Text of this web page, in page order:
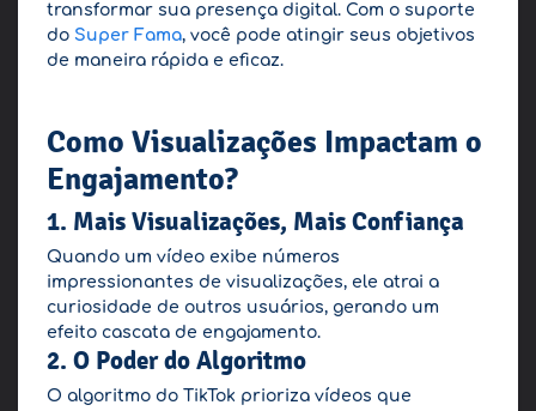
transformar sua presença digital. Com o suporte
do Super Fama, você pode atingir seus objetivos
de maneira rápida e eficaz.
Como Visualizações Impactam o
Engajamento?
1. Mais Visualizações, Mais Confiança
Quando um vídeo exibe números
impressionantes de visualizações, ele atrai a
curiosidade de outros usuários, gerando um
efeito cascata de engajamento.
2. O Poder do Algoritmo
O algoritmo do TikTok prioriza vídeos que